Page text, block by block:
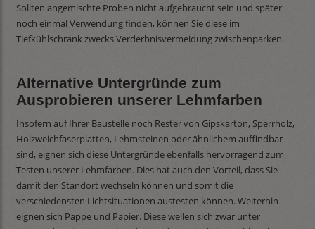
Sollten angemischte Proben nicht aufgebraucht sein und später
noch einmal Verwendung finden, können Sie diese im
Tiefkühlschrank zwecks Verderbnisvermeidung zwischenparken.
Alternative Untergründe zum
Ausprobieren unserer Lehmfarben
Insofern auf Ihrer Baustelle noch Rester von Gipskarton, Sperrholz,
Holzweichfaserplatten, Lehmsteinen oder ähnlichem auffindbar
sind, eignen sich diese Untergründe ebenfalls hervorragend zum
Testen unserer Lehmfarben. Dies hat auch den Vorteil, dass Sie
damit den Standort wechseln können und somit die
verschiedensten Lichtsituationen austesten können. Weiterhin
eignen sich Pappe und Papier. Diese wellen sich zwar unter